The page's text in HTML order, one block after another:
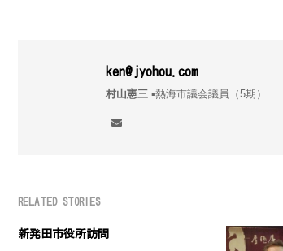
ken@jyohou.com
村山憲三 ▪︎熱海市議会議員（5期）
RELATED STORIES
新発田市役所訪問